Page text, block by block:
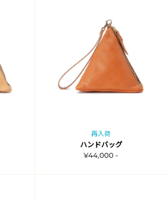
再入荷
ハンドバッグ
¥44,000 -